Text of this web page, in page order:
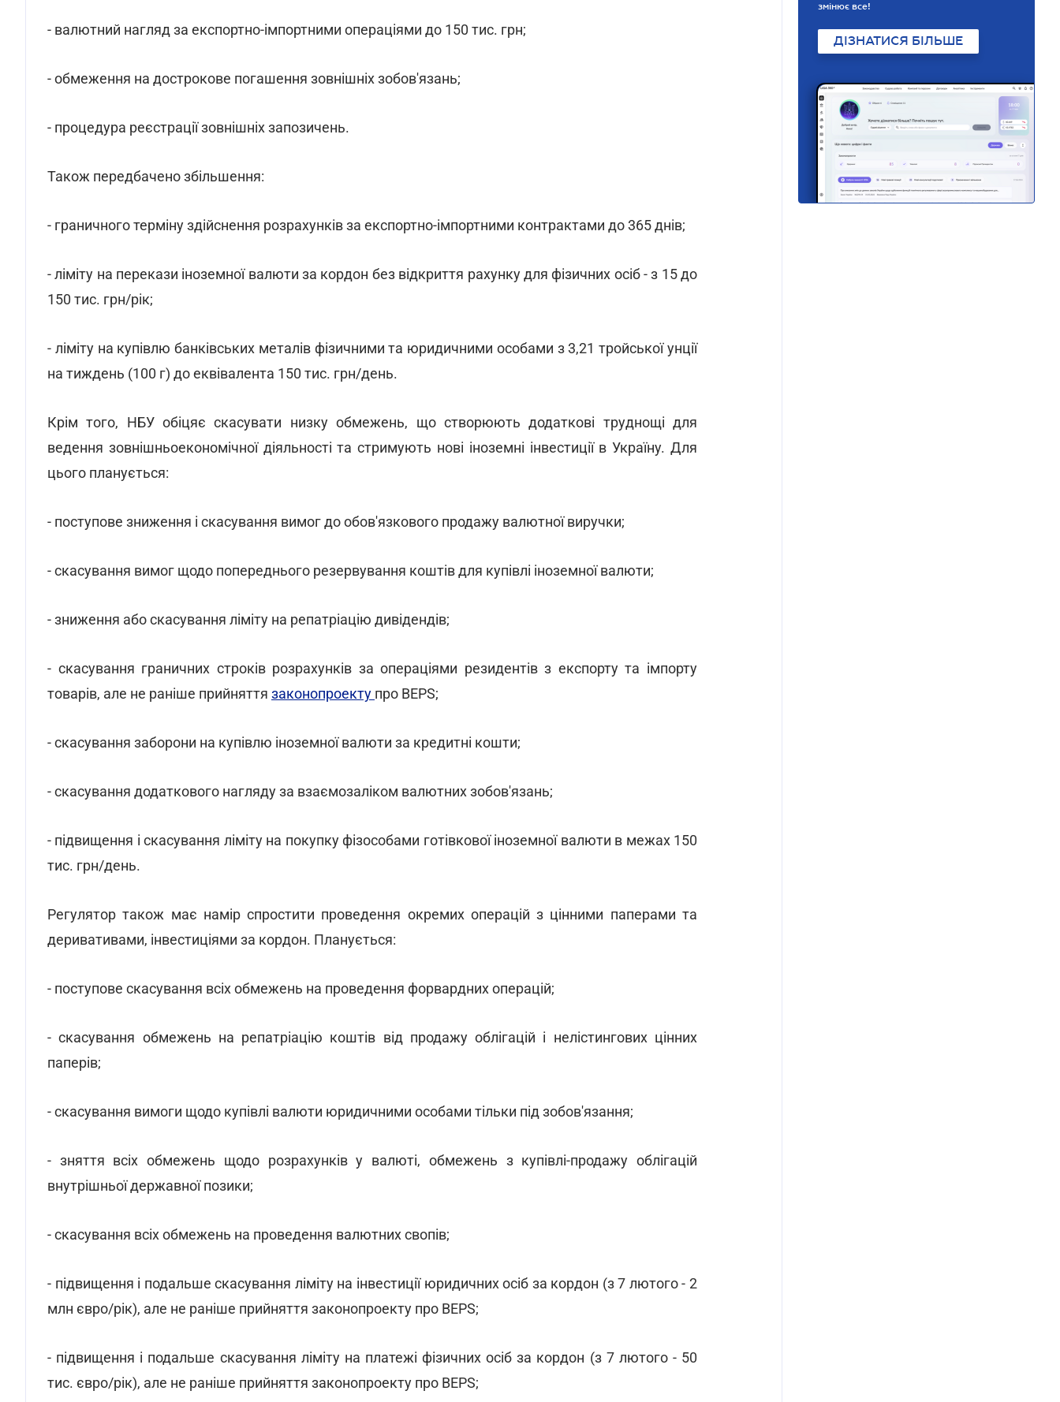
- валютний нагляд за експортно-імпортними операціями до 150 тис. грн;
- обмеження на дострокове погашення зовнішніх зобов'язань;
- процедура реєстрації зовнішніх запозичень.
Також передбачено збільшення:
- граничного терміну здійснення розрахунків за експортно-імпортними контрактами до 365 днів;
- ліміту на перекази іноземної валюти за кордон без відкриття рахунку для фізичних осіб - з 15 до
150 тис. грн/рік;
- ліміту на купівлю банківських металів фізичними та юридичними особами з 3,21 тройської унції
на тиждень (100 г) до еквівалента 150 тис. грн/день.
Крім того, НБУ обіцяє скасувати низку обмежень, що створюють додаткові труднощі для
ведення зовнішньоекономічної діяльності та стримують нові іноземні інвестиції в Україну. Для
цього планується:
- поступове зниження і скасування вимог до обов'язкового продажу валютної виручки;
- скасування вимог щодо попереднього резервування коштів для купівлі іноземної валюти;
- зниження або скасування ліміту на репатріацію дивідендів;
- скасування граничних строків розрахунків за операціями резидентів з експорту та імпорту
товарів, але не раніше прийняття законопроекту про BEPS;
- скасування заборони на купівлю іноземної валюти за кредитні кошти;
- скасування додаткового нагляду за взаємозаліком валютних зобов'язань;
- підвищення і скасування ліміту на покупку фізособами готівкової іноземної валюти в межах 150
тис. грн/день.
Регулятор також має намір спростити проведення окремих операцій з цінними паперами та
деривативами, інвестиціями за кордон. Планується:
- поступове скасування всіх обмежень на проведення форвардних операцій;
- скасування обмежень на репатріацію коштів від продажу облігацій і нелістингових цінних
паперів;
- скасування вимоги щодо купівлі валюти юридичними особами тільки під зобов'язання;
- зняття всіх обмежень щодо розрахунків у валюті, обмежень з купівлі-продажу облігацій
внутрішньої державної позики;
- скасування всіх обмежень на проведення валютних свопів;
- підвищення і подальше скасування ліміту на інвестиції юридичних осіб за кордон (з 7 лютого - 2
млн євро/рік), але не раніше прийняття законопроекту про BEPS;
- підвищення і подальше скасування ліміту на платежі фізичних осіб за кордон (з 7 лютого - 50
тис. євро/рік), але не раніше прийняття законопроекту про BEPS;
змінює все!
ДІЗНАТИСЯ БІЛЬШЕ